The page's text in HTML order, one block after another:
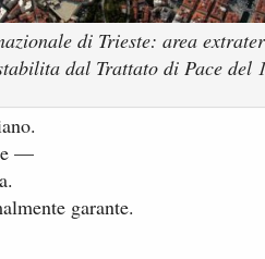
di Trieste: area
dal Trattato di Pace del
—
garante.